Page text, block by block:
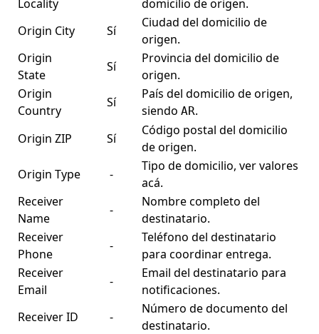
Locality
domicilio de origen.
Origin City
Sí
Ciudad del domicilio de
origen.
Origin
State
Sí
Provincia del domicilio de
origen.
Origin
Country
Sí
País del domicilio de origen,
siendo AR.
Origin ZIP
Sí
Código postal del domicilio
de origen.
Origin Type
-
Tipo de domicilio, ver valores
acá.
Receiver
Name
-
Nombre completo del
destinatario.
Receiver
Phone
-
Teléfono del destinatario
para coordinar entrega.
Receiver
Email
-
Email del destinatario para
notificaciones.
Receiver ID
-
Número de documento del
destinatario.